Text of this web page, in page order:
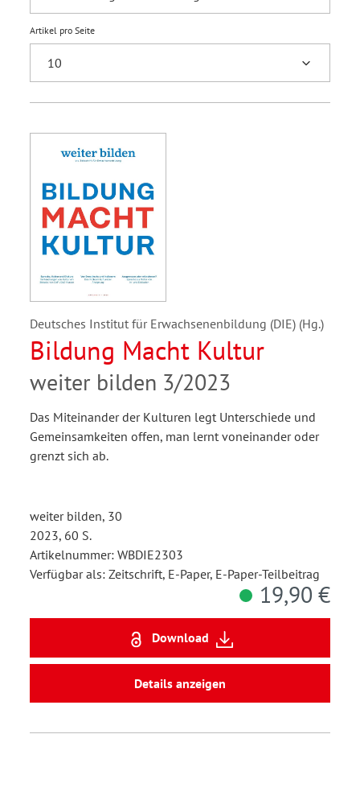
Artikel pro Seite
Deutsches Institut für Erwachsenenbildung (DIE) (Hg.)
Bildung Macht Kultur
weiter bilden 3/2023
Das Miteinander der Kulturen legt Unterschiede und
Gemeinsamkeiten offen, man lernt voneinander oder
grenzt sich ab.
weiter bilden, 30
2023, 60 S.
Artikelnummer: WBDIE2303
Verfügbar als: Zeitschrift, E-Paper, E-Paper-Teilbeitrag
19,90 €
Download
Details anzeigen